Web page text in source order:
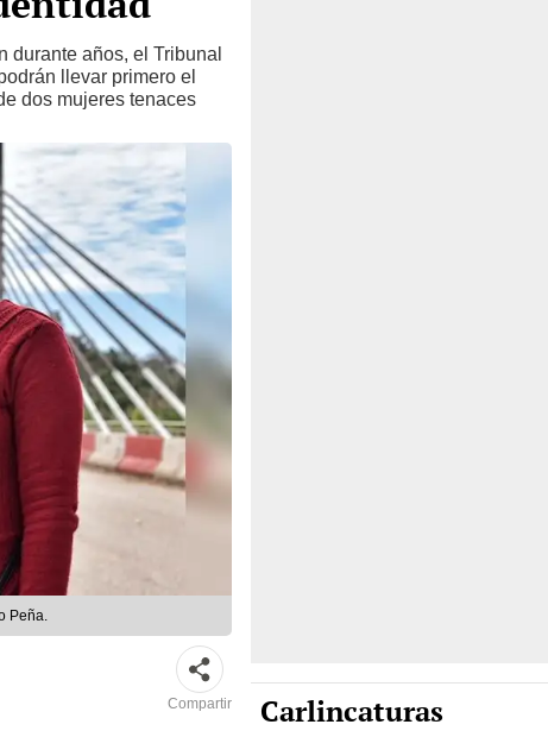
durante años, el Tribunal
llevar primero el
dos mujeres tenaces
Peña.
Compartir Carlincaturas